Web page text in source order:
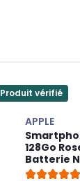
Produit vérifié
APPLE
128Go
Batterie